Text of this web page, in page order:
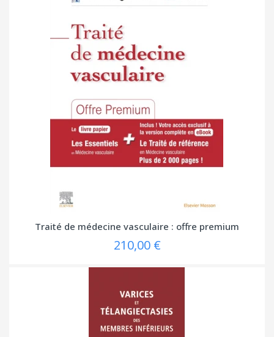
Traité de médecine vasculaire : offre premium
210,00 €